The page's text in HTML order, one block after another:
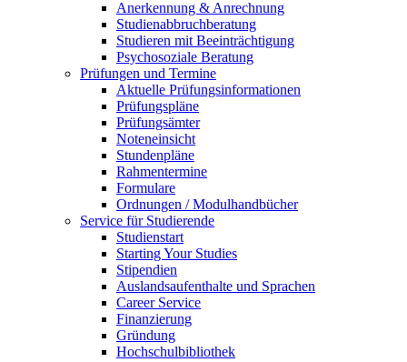
Anerkennung & Anrechnung
Studienabbruchberatung
Studieren mit Beeinträchtigung
Psychosoziale Beratung
Prüfungen und Termine
Aktuelle Prüfungsinformationen
Prüfungspläne
Prüfungsämter
Noteneinsicht
Stundenpläne
Rahmentermine
Formulare
Ordnungen / Modulhandbücher
Service für Studierende
Studienstart
Starting Your Studies
Stipendien
Auslandsaufenthalte und Sprachen
Career Service
Finanzierung
Gründung
Hochschulbibliothek